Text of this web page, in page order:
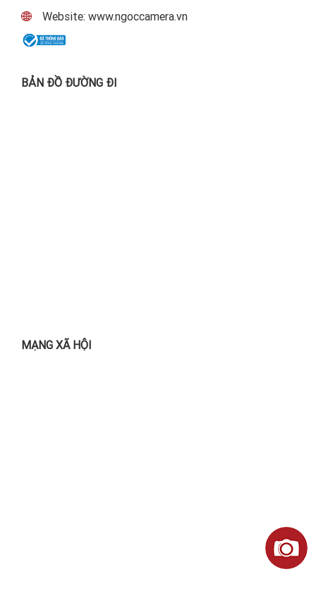
Website: www.ngoccamera.vn
BẢN ĐỒ ĐƯỜNG ĐI
MẠNG XÃ HỘI